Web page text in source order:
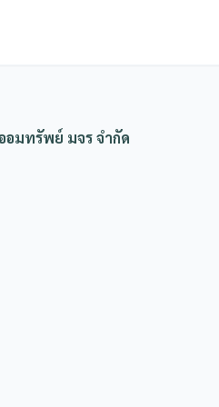
อมทรัพย์ มจร จำกัด